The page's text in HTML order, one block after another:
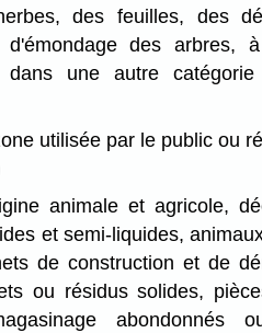
des feuilles, des
des arbres,
dans une autre
utilisée par le public ou
animale et agricole,
et semi-liquides,
de construction et de
ou résidus solides,
abondonnés